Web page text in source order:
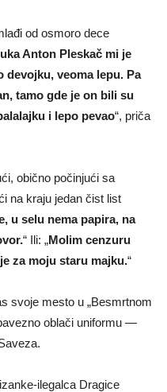
od osmoro dece
Anton Pleskač mi je
devojku, veoma lepu. Pa
tamo gde je on bili su
i lepo pevao“, priča
obično počinjući sa
na kraju jedan čist list
u selu nema papira, na
“ Ili: „Molim cenzuru
za moju staru majku.“
svoje mesto u „Besmrtnom
oblači uniformu —
ilegalca Dragice